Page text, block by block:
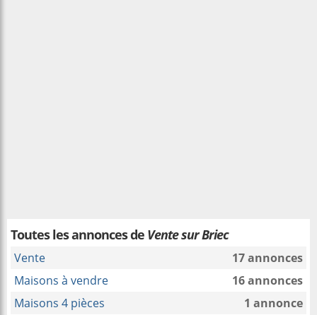
Toutes les annonces de Vente sur Briec
Vente
17 annonces
Maisons à vendre
16 annonces
Maisons 4 pièces
1 annonce